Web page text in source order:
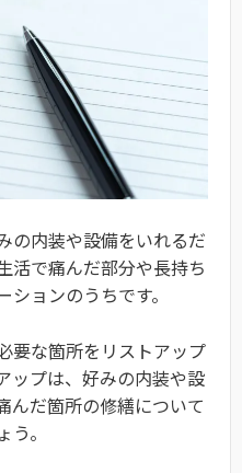
の内装や設備をいれるだ
活で痛んだ部分や長持ち
ョンのうちです。
要な箇所をリストアップ
ップは、好みの内装や設
んだ箇所の修繕について
。